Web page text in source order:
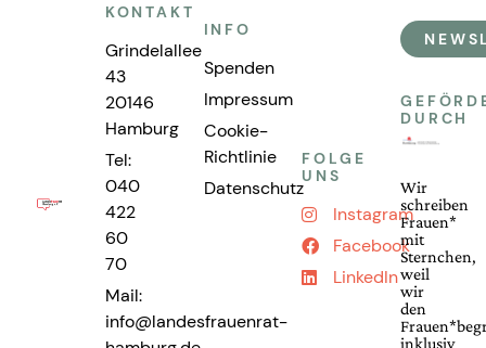
KONTAKT
Grindelallee
43
20146
Hamburg
Tel:
040
422
60
70
Mail:
info@landesfrauenrat-
INFO
Spenden
Impressum
Cookie-
Richtlinie
Datenschutz
FOLGE
UNS
Instagram
Facebook
LinkedIn
DURCH
Wir
schreiben
Frauen*
mit
Sternchen,
weil
wir
den
inklusiv